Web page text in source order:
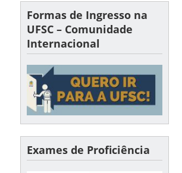
Formas de Ingresso na
UFSC – Comunidade
Internacional
Exames de Proficiência